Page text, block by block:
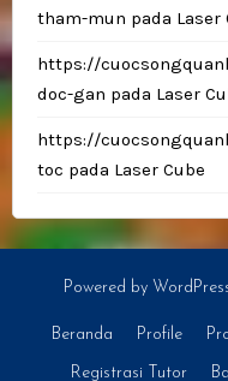
tham-mun pada Laser
https://
doc-gan pada Laser
https://
toc pada Laser Cube
Powered by
Beranda Profile
Registrasi Tutor